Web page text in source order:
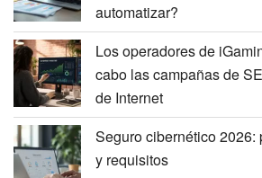
automatizar?
Los operadores de
cabo las campañas de
de Internet
Seguro cibernético
y requisitos